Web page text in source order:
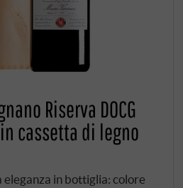
Riserva DOCG
in cassetta di legno
eleganza in bottiglia: colore